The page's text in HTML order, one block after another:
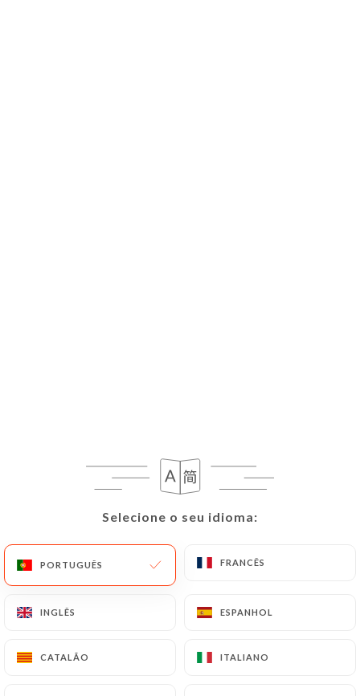
Selecione o seu idioma:
PORTUGUÊS FRANCÊS
INGLÊS ESPANHOL
CATALÃO ITALIANO
Selecione o seu idioma:
PORTUGUÊS FRANCÊS
INGLÊS ESPANHOL
CATALÃO ITALIANO